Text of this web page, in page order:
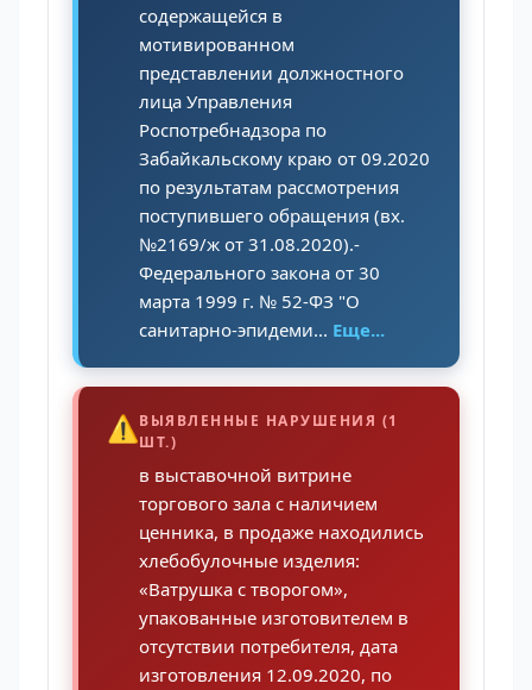
содержащейся в
мотивированном
представлении должностного
лица Управления
Роспотребнадзора по
Забайкальскому краю от 09.2020
по результатам рассмотрения
поступившего обращения (вх.
№2169/ж от 31.08.2020).-
Федерального закона от 30
марта 1999 г. № 52-ФЗ "О
санитарно-эпидеми... Еще...
⚠️ВЫЯВЛЕННЫЕ НАРУШЕНИЯ (1
ШТ.)
в выставочной витрине
торгового зала с наличием
ценника, в продаже находились
хлебобулочные изделия:
«Ватрушка с творогом»,
упакованные изготовителем в
отсутствии потребителя, дата
изготовления 12.09.2020, по